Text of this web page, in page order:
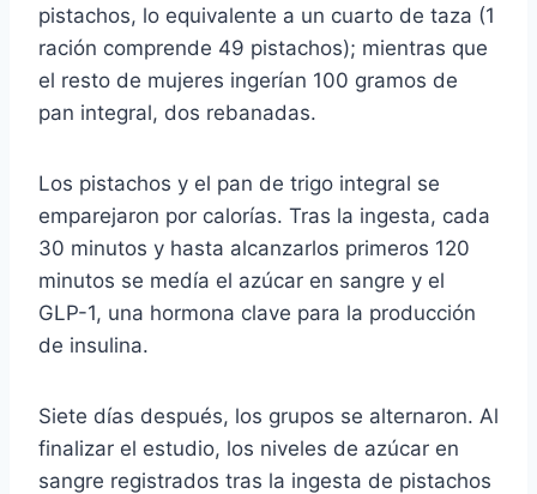
pistachos, lo equivalente a un cuarto de taza (1
ración comprende 49 pistachos); mientras que
el resto de mujeres ingerían 100 gramos de
pan integral, dos rebanadas.
Los pistachos y el pan de trigo integral se
emparejaron por calorías. Tras la ingesta, cada
30 minutos y hasta alcanzarlos primeros 120
minutos se medía el azúcar en sangre y el
GLP-1, una hormona clave para la producción
de insulina.
Siete días después, los grupos se alternaron. Al
finalizar el estudio, los niveles de azúcar en
sangre registrados tras la ingesta de pistachos